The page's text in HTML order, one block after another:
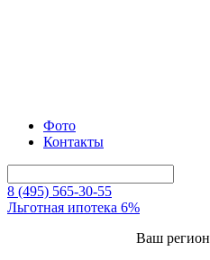
Фото
Контакты
8 (495) 565-30-55
Льготная ипотека 6%
Ваш регион